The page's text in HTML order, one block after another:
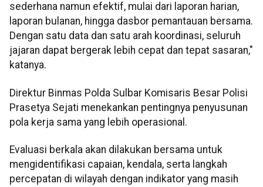
sederhana namun efektif, mulai dari laporan harian,
laporan bulanan, hingga dasbor pemantauan bersama.
Dengan satu data dan satu arah koordinasi, seluruh
jajaran dapat bergerak lebih cepat dan tepat sasaran,"
katanya.
Direktur Binmas Polda Sulbar Komisaris Besar Polisi
Prasetya Sejati menekankan pentingnya penyusunan
pola kerja sama yang lebih operasional.
Evaluasi berkala akan dilakukan bersama untuk
mengidentifikasi capaian, kendala, serta langkah
percepatan di wilayah dengan indikator yang masih